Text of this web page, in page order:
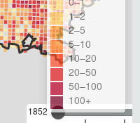
1852
1–2
2–5
5–10
10–20
20–50
50–100
100+